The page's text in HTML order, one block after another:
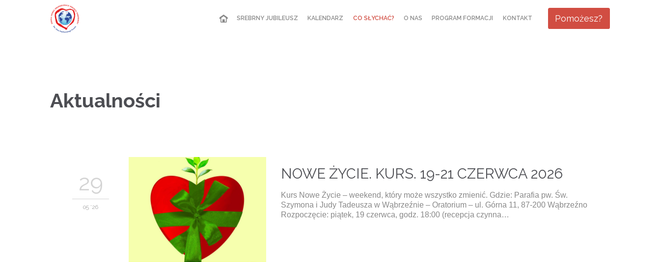
SREBRNY JUBILEUSZ KALENDARZ CO SŁYCHAĆ? O NAS PROGRAM FORMACJI KONTAKT Pomożesz?
Aktualności
29
05 '26
NOWE ŻYCIE. KURS. 19-21 CZERWCA 2026
Kurs Nowe Życie – weekend, który może wszystko zmienić. Gdzie: Parafia pw. Św.
Szymona i Judy Tadeusza w Wąbrzeźnie – Oratorium – ul. Górna 11, 87-200 Wąbrzeźno
Rozpoczęcie: piątek, 19 czerwca, godz. 18:00 (recepcja czynna…